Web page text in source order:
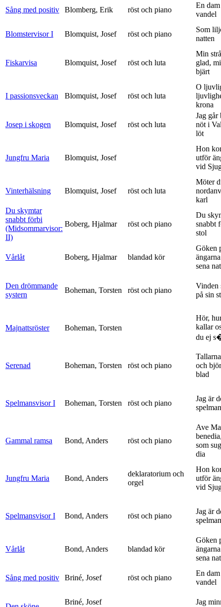
Sång med positiv Blomberg, Erik röst och piano
En
vandel
Blomstervisor I Blomquist, Josef röst och piano
Som
natten
Fiskarvisa Blomquist, Josef röst och luta
Min
glad,
bjärt
I passionsveckan Blomquist, Josef röst och luta
O
krona
Josep i skogen Blomquist, Josef röst och luta
Jag går
nöt i
löt
Jungfru Maria Blomquist, Josef
Hon
utför
vid
Vinterhälsning Blomquist, Josef röst och luta
Möter
karl
Du skymtar
snabbt förbi
(Midsommarvisor:
II)
Boberg, Hjalmar röst och piano
Du
snabbt
stol
Vårlåt Boberg, Hjalmar blandad kör
Göken
sena
Den drömmande
systern
Boheman, Torsten röst och piano
Vinden
på sin
Majnattsröster Boheman, Torsten
Hör,
kallar
du ej
Serenad Boheman, Torsten röst och piano
och
blad
Spelmansvisor I Boheman, Torsten röst och piano
Jag är
spelman
Gammal ramsa Bond, Anders röst och piano
Ave
som
dia
Jungfru Maria Bond, Anders
deklaratorium och
orgel
Hon
utför
vid
Spelmansvisor I Bond, Anders röst och piano
Jag är
spelman
Vårlåt Bond, Anders blandad kör
Göken
sena
Sång med positiv Briné, Josef röst och piano
En
vandel
Briné, Josef
Jag